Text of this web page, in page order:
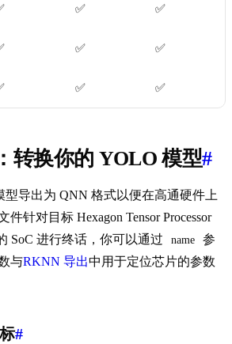
✅ ✅
✅ ✅
✅ ✅
转换你的 YOLO 模型#
型导出为 QNN 格式以便在高通硬件上
针对目标 Hexagon Tensor Processor
SoC 进行终话，你可以通过
name
参
与RKNN 导出中用于定位芯片的参数
#